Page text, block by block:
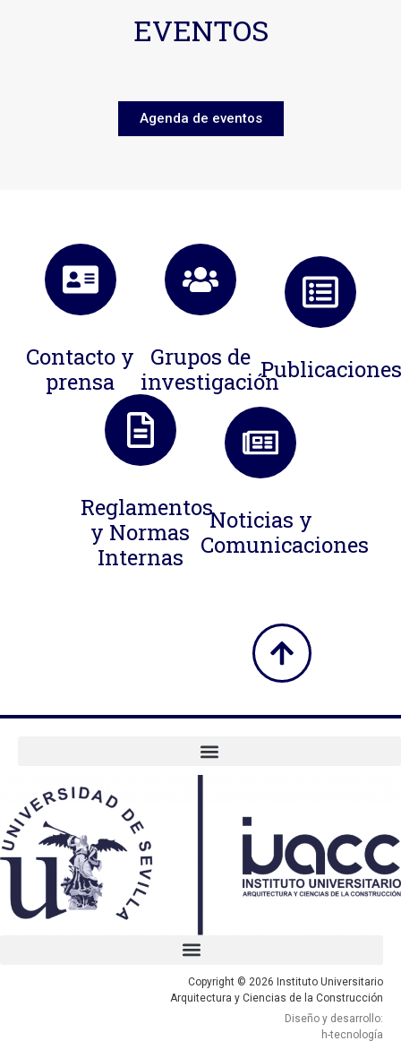
EVENTOS
Agenda de eventos
Contacto y
prensa
Grupos de
investigación
Reglamentos
y Normas
Internas
Noticias y
Comunicaciones
Copyright © 2026 Instituto Universitario
Arquitectura y Ciencias de la Construcción
Diseño y desarrollo:
h-tecnología